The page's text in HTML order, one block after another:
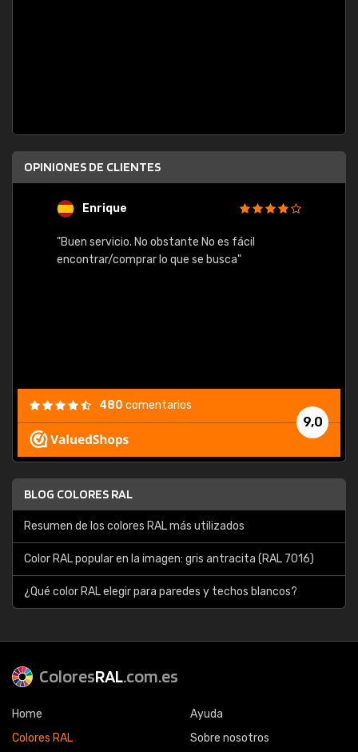
OPINIONES DE CLIENTES
Enrique
"Buen servicio. No obstante No es fácil
encontrar/comprar lo que se busca"
9,0
480 comentarios
BLOG COLORES RAL
Resumen de los colores RAL más utilizados
Color RAL popular en la imagen: gris antracita (RAL 7016)
¿Qué color RAL elegir para paredes y techos blancos?
ColoresRAL.com.es
Home
Colores RAL
Ayuda
Sobre nosotros